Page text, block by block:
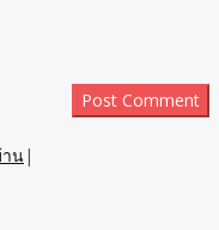
น|